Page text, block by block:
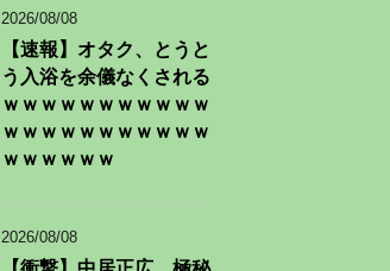
2026/08/08
【速報】オタク、とうと
う入浴を余儀なくされる
ｗｗｗｗｗｗｗｗｗｗｗ
ｗｗｗｗｗｗｗｗｗｗｗ
ｗｗｗｗｗｗ
2026/08/08